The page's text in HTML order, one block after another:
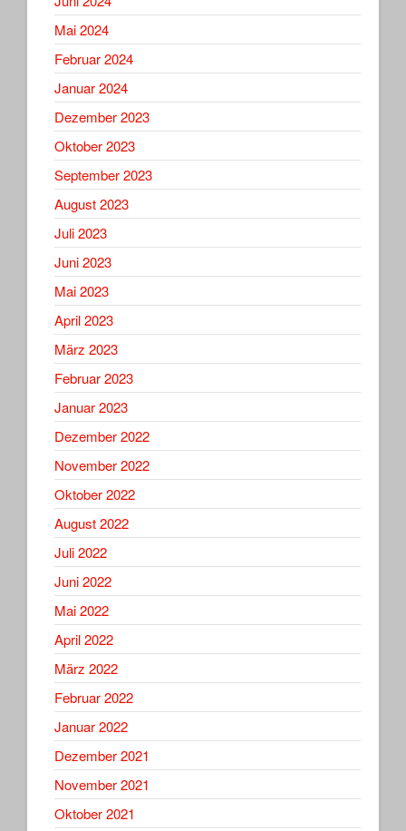
Mai 2024
Februar 2024
Januar 2024
Dezember 2023
Oktober 2023
September 2023
August 2023
Juli 2023
Juni 2023
Mai 2023
April 2023
März 2023
Februar 2023
Januar 2023
Dezember 2022
November 2022
Oktober 2022
August 2022
Juli 2022
Juni 2022
Mai 2022
April 2022
März 2022
Februar 2022
Januar 2022
Dezember 2021
November 2021
Oktober 2021